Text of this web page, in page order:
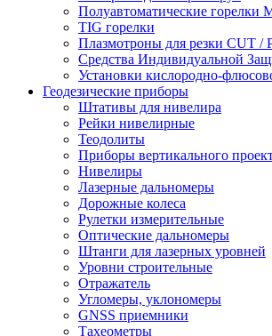
Полуавтоматические горелки
TIG горелки
Плазмотроны для резки CUT /
Средства Индивидуальной
Установки кислородно-
Геодезические приборы
Штативы для нивелира
Рейки нивелирные
Теодолиты
Приборы вертикального
Нивелиры
Лазерные дальномеры
Дорожные колеса
Рулетки измерительные
Оптические дальномеры
Штанги для лазерных уровней
Уровни строительные
Отражатель
Угломеры, уклономеры
GNSS приемники
Тахеометры